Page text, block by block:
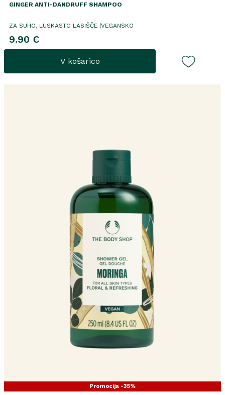
GINGER ANTI-DANDRUFF SHAMPOO
ZA SUHO, LUSKASTO LASIŠČE |VEGANSKO
9.90 €
V košarico
Promocija -35%